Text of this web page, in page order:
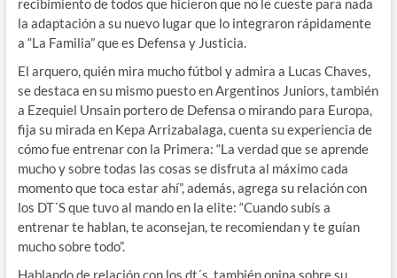
recibimiento de todos que hicieron que no le cueste para nada
la adaptación a su nuevo lugar que lo integraron rápidamente
a “La Familia” que es Defensa y Justicia.
El arquero, quién mira mucho fútbol y admira a Lucas Chaves,
se destaca en su mismo puesto en Argentinos Juniors, también
a Ezequiel Unsain portero de Defensa o mirando para Europa,
fija su mirada en Kepa Arrizabalaga, cuenta su experiencia de
cómo fue entrenar con la Primera: “La verdad que se aprende
mucho y sobre todas las cosas se disfruta al máximo cada
momento que toca estar ahí”, además, agrega su relación con
los DT´S que tuvo al mando en la elite: “Cuando subís a
entrenar te hablan, te aconsejan, te recomiendan y te guían
mucho sobre todo”.
Hablando de relación con los dt´s, también opina sobre su